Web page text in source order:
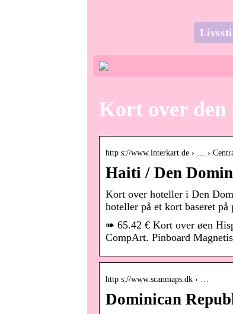
Kort over
http s://www.interkart.de › … ›
Haiti / Den
Kort over hoteller i Den
hoteller på et kort baseret
➠ 65.42 € Kort over øen
CompArt. Pinboard
http s://www.scanmaps.dk › …
Dominican